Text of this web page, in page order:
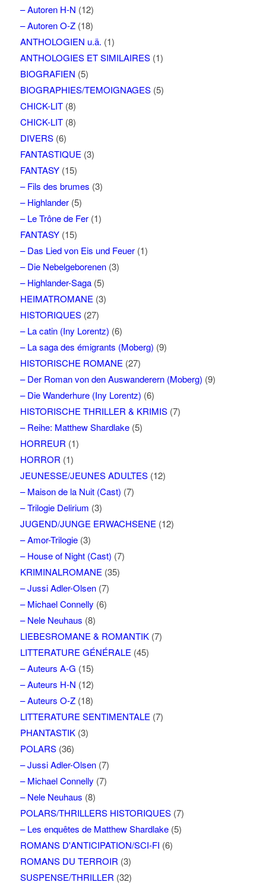
– Autoren H-N (12)
– Autoren O-Z(18)
ANTHOLOGIEN u.ä. (1)
ANTHOLOGIES ET SIMILAIRES(1)
BIOGRAFIEN (5)
BIOGRAPHIES/TEMOIGNAGES(5)
CHICK-LIT(8)
CHICK-LIT(8)
DIVERS(6)
FANTASTIQUE (3)
FANTASY(15)
– Fils des brumes (3)
– Highlander(5)
– Le Trône de Fer(1)
FANTASY(15)
– Das Lied von Eis und Feuer(1)
– Die Nebelgeborenen(3)
– Highlander-Saga(5)
HEIMATROMANE (3)
HISTORIQUES(27)
– La catin (Iny Lorentz) (6)
– La saga des émigrants (Moberg) (9)
HISTORISCHE ROMANE (27)
– Der Roman von den Auswanderern (Moberg) (9)
– Die Wanderhure (Iny Lorentz) (6)
HISTORISCHE THRILLER & KRIMIS(7)
– Reihe: Matthew Shardlake(5)
HORREUR (1)
HORROR (1)
JEUNESSE/JEUNES ADULTES(12)
– Maison de la Nuit (Cast) (7)
– Trilogie Delirium (3)
JUGEND/JUNGE ERWACHSENE (12)
– Amor-Trilogie(3)
– House of Night (Cast) (7)
KRIMINALROMANE (35)
– Jussi Adler-Olsen(7)
– Michael Connelly (6)
– Nele Neuhaus (8)
LIEBESROMANE & ROMANTIK(7)
LITTERATURE GÉNÉRALE (45)
– Auteurs A-G (15)
– Auteurs H-N (12)
– Auteurs O-Z(18)
LITTERATURE SENTIMENTALE (7)
PHANTASTIK(3)
POLARS(36)
– Jussi Adler-Olsen(7)
– Michael Connelly (7)
– Nele Neuhaus (8)
POLARS/THRILLERS HISTORIQUES(7)
– Les enquêtes de Matthew Shardlake(5)
ROMANS D'ANTICIPATION/SCI-FI (6)
ROMANS DU TERROIR (3)
SUSPENSE/THRILLER (32)